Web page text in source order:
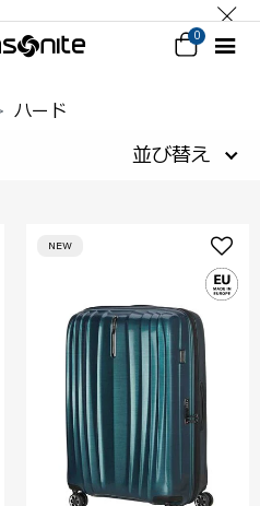
0
ハード
並び替え
NEW